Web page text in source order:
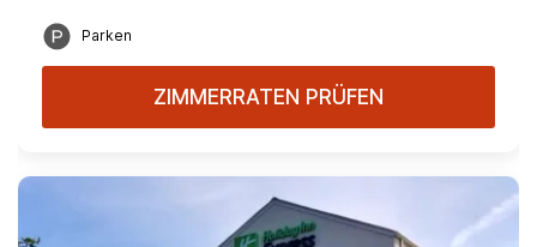
Parken
ZIMMERRATEN PRÜFEN